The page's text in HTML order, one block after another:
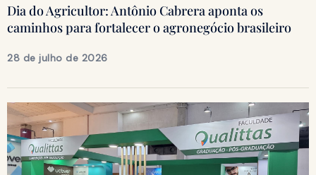
Dia do Agricultor: Antônio Cabrera aponta os
caminhos para fortalecer o agronegócio brasileiro
28 de julho de 2026